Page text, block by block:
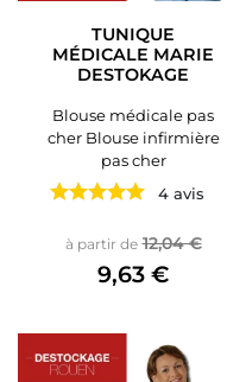
TUNIQUE
MÉDICALE MARIE
DESTOKAGE
Blouse médicale pas
cher Blouse infirmière
pas cher
4 avis
à partir de Prix de base
12,04 €Prix
9,63 €